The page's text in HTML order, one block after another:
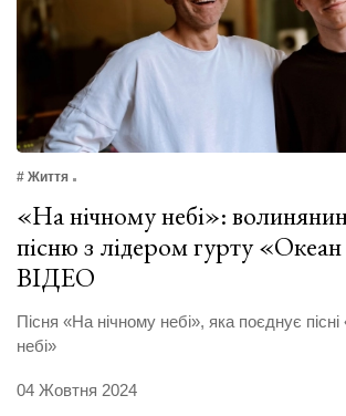
# Життя
«На нічному небі»:
пісню з лідером гурту
ВІДЕО
Пісня «На нічному небі», яка поєднує
небі»
04 Жовтня 2024